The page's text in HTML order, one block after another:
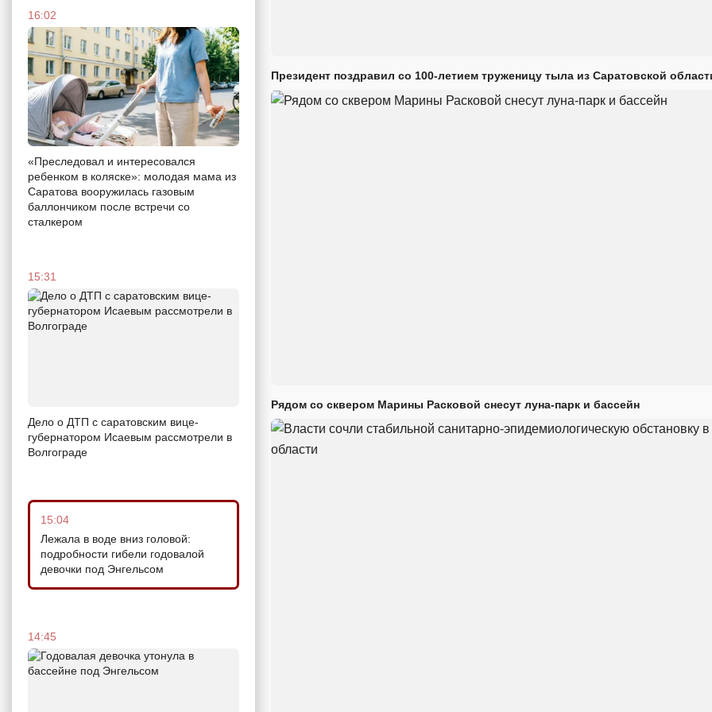
16:02
«Преследовал и интересовался
ребенком в коляске»: молодая мама из
Саратова вооружилась газовым
баллончиком после встречи со
сталкером
15:31
Дело о ДТП с саратовским вице-
губернатором Исаевым рассмотрели в
Волгограде
15:04
Лежала в воде вниз головой:
подробности гибели годовалой
девочки под Энгельсом
14:45
Президент поздравил со 100-летием труженицу тыла из Саратовской
Рядом со сквером Марины Расковой снесут луна-парк и бассейн